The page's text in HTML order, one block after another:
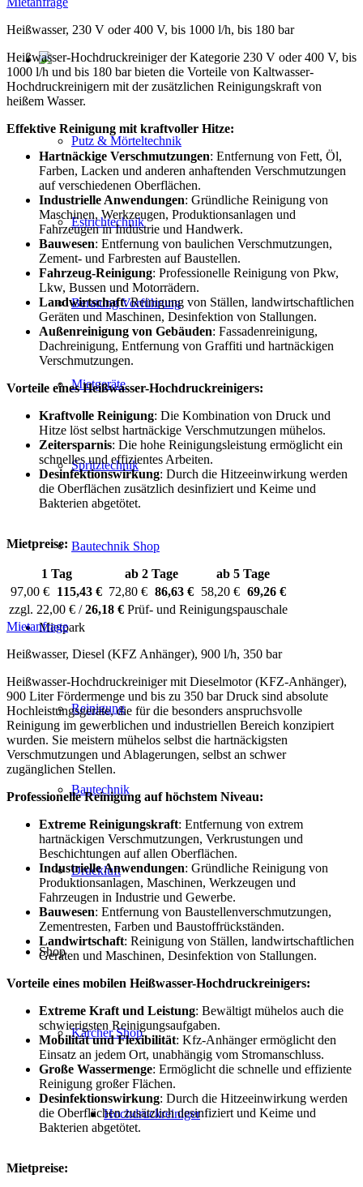
Putz & Mörteltechnik
Estrichtechnik
Beratung Vorführung
Mietgeräte
Spritztechnik
Bautechnik Shop
Mietpark
Reinigung
Bautechnik
Druckluft
Shop
Kärcher Shop
Hochdruckreiniger
Heißwasser, 230 V oder 400 V, bis 1000 l/h, bis 180 bar
Heißwasser-Hochdruckreiniger der Kategorie 230 V oder 400 V, bis
1000 l/h und bis 180 bar bieten die Vorteile von Kaltwasser-
Hochdruckreinigern mit der zusätzlichen Reinigungskraft von
heißem Wasser.
Effektive Reinigung mit kraftvoller Hitze:
Hartnäckige Verschmutzungen: Entfernung von Fett, Öl,
Farben, Lacken und anderen anhaftenden Verschmutzungen
auf verschiedenen Oberflächen.
Industrielle Anwendungen: Gründliche Reinigung von
Maschinen, Werkzeugen, Produktionsanlagen und
Fahrzeugen in Industrie und Handwerk.
Bauwesen: Entfernung von baulichen Verschmutzungen,
Zement- und Farbresten auf Baustellen.
Fahrzeug-Reinigung: Professionelle Reinigung von Pkw,
Lkw, Bussen und Motorrädern.
Landwirtschaft: Reinigung von Ställen, landwirtschaftlichen
Geräten und Maschinen, Desinfektion von Stallungen.
Außenreinigung von Gebäuden: Fassadenreinigung,
Dachreinigung, Entfernung von Graffiti und hartnäckigen
Verschmutzungen.
Vorteile eines Heißwasser-Hochdruckreinigers:
Kraftvolle Reinigung: Die Kombination von Druck und
Hitze löst selbst hartnäckige Verschmutzungen mühelos.
Zeitersparnis: Die hohe Reinigungsleistung ermöglicht ein
schnelles und effizientes Arbeiten.
Desinfektionswirkung: Durch die Hitzeeinwirkung werden
die Oberflächen zusätzlich desinfiziert und Keime und
Bakterien abgetötet.
Mietpreise:
1 Tag ab 2 Tage
ab 5 Tage
97,00 € 115,43 € 72,80 € 86,63 € 58,20 € 69,26 €
zzgl. 22,00 € /26,18 € Prüf- und Reinigungspauschale
Mietanfrage
Heißwasser, Diesel (KFZ Anhänger), 900 l/h, 350 bar
Heißwasser-Hochdruckreiniger mit Dieselmotor (KFZ-Anhänger),
900 Liter Fördermenge und bis zu 350 bar Druck sind absolute
Hochleistungsgeräte, die für die besonders anspruchsvolle
Reinigung im gewerblichen und industriellen Bereich konzipiert
wurden. Sie meistern mühelos selbst die hartnäckigsten
Verschmutzungen und Ablagerungen, selbst an schwer
zugänglichen Stellen.
Professionelle Reinigung auf höchstem Niveau:
Extreme Reinigungskraft: Entfernung von extrem
hartnäckigen Verschmutzungen, Verkrustungen und
Beschichtungen auf allen Oberflächen.
Industrielle Anwendungen: Gründliche Reinigung von
Produktionsanlagen, Maschinen, Werkzeugen und
Fahrzeugen in Industrie und Gewerbe.
Bauwesen: Entfernung von Baustellenverschmutzungen,
Zementresten, Farben und Baustoffrückständen.
Landwirtschaft: Reinigung von Ställen, landwirtschaftlichen
Geräten und Maschinen, Desinfektion von Stallungen.
Vorteile eines mobilen Heißwasser-Hochdruckreinigers:
Extreme Kraft und Leistung: Bewältigt mühelos auch die
schwierigsten Reinigungsaufgaben.
Mobilität und Flexibilität: Kfz-Anhänger ermöglicht den
Einsatz an jedem Ort, unabhängig vom Stromanschluss.
Große Wassermenge: Ermöglicht die schnelle und effiziente
Reinigung großer Flächen.
Desinfektionswirkung: Durch die Hitzeeinwirkung werden
die Oberflächen zusätzlich desinfiziert und Keime und
Bakterien abgetötet.
Mietpreise: